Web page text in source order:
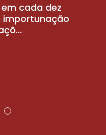
cada dez
importunação